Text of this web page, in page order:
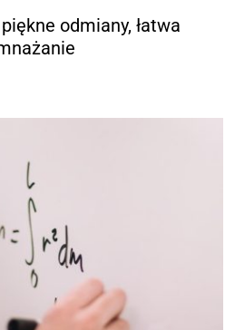
odmiany, łatwa